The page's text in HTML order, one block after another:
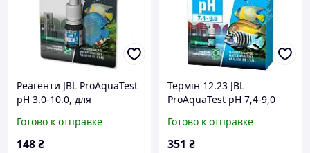
Реагенти JBL ProAquaTest
pH 3.0-10.0, для
у ставках та
прісноводних/морських
Готово к отправке
148₴
Термін 12.23 JBL
ProAquaTest pH 7,4-9,0
значення pH в ставках і
прісноводних/морських
Готово к отправке
351 ₴